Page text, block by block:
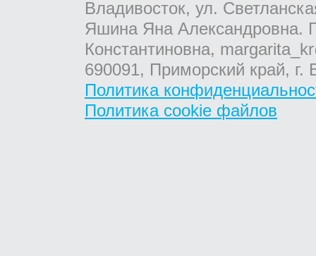
Владивосток, ул.
Яшина Яна Александровна.
Константиновна,
690091, Приморский край,
Политика
Политика cookie файлов